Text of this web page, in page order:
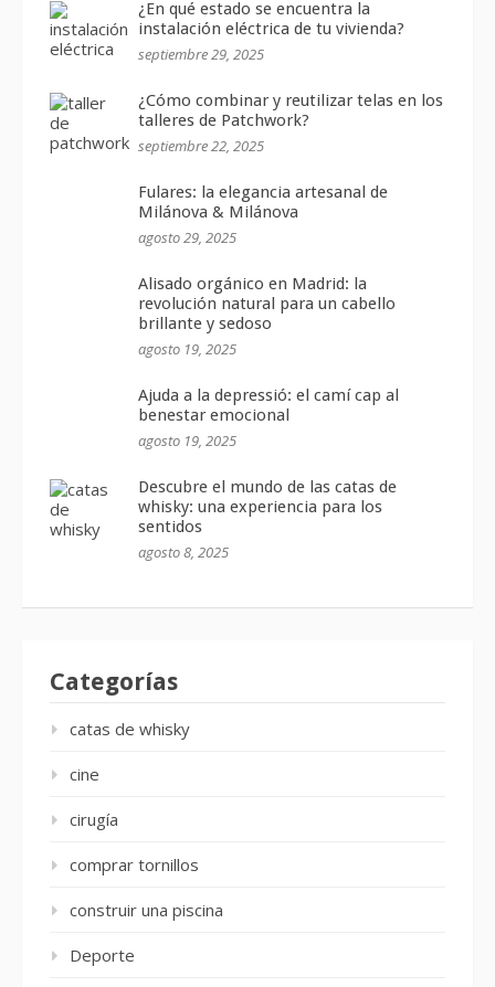
¿En qué estado se encuentra la
instalación eléctrica de tu vivienda?
septiembre 29, 2025
¿Cómo combinar y reutilizar telas en los
talleres de Patchwork?
septiembre 22, 2025
Fulares: la elegancia artesanal de
Milánova & Milánova
agosto 29, 2025
Alisado orgánico en Madrid: la
revolución natural para un cabello
brillante y sedoso
agosto 19, 2025
Ajuda a la depressió: el camí cap al
benestar emocional
agosto 19, 2025
Descubre el mundo de las catas de
whisky: una experiencia para los
sentidos
agosto 8, 2025
Categorías
catas de whisky
cine
cirugía
comprar tornillos
construir una piscina
Deporte